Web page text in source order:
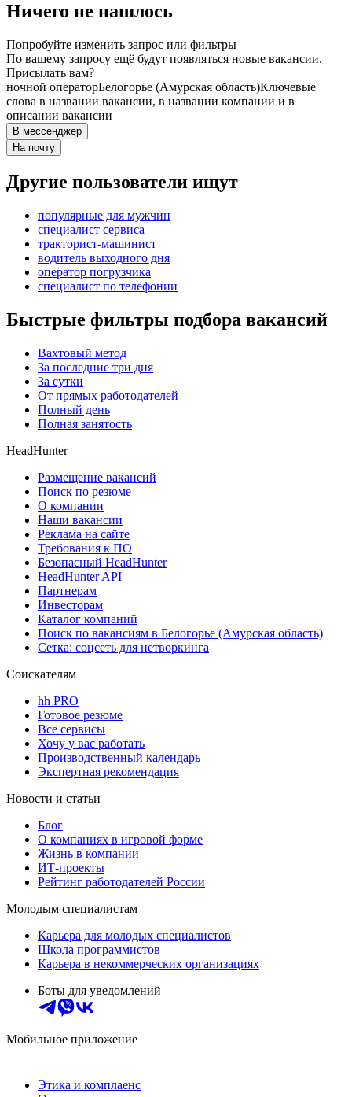
Ничего не нашлось
Попробуйте изменить запрос или фильтры
По вашему запросу ещё будут появляться новые вакансии.
Присылать вам?
ночной операторБелогорье (Амурская область)Ключевые
слова в названии вакансии, в названии компании и в
описании вакансии
В мессенджер
На почту
Другие пользователи ищут
популярные для мужчин
специалист сервиса
тракторист-машинист
водитель выходного дня
оператор погрузчика
специалист по телефонии
Быстрые фильтры подбора вакансий
Вахтовый метод
За последние три дня
За сутки
От прямых работодателей
Полный день
Полная занятость
HeadHunter
Размещение вакансий
Поиск по резюме
О компании
Наши вакансии
Реклама на сайте
Требования к ПО
Безопасный HeadHunter
HeadHunter API
Партнерам
Инвесторам
Каталог компаний
Поиск по вакансиям в Белогорье (Амурская область)
Сетка: соцсеть для нетворкинга
Соискателям
hh PRO
Готовое резюме
Все сервисы
Хочу у вас работать
Производственный календарь
Экспертная рекомендация
Новости и статьи
Блог
О компаниях в игровой форме
Жизнь в компании
ИТ-проекты
Рейтинг работодателей России
Молодым специалистам
Карьера для молодых специалистов
Школа программистов
Карьера в некоммерческих организациях
Боты для уведомлений
Мобильное приложение
Этика и комплаенс